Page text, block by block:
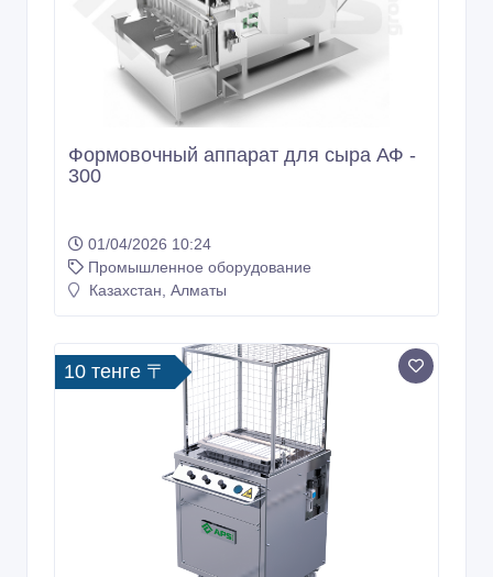
Формовочный аппарат для сыра АФ -
300
01/04/2026 10:24
Промышленное оборудование
Казахстан, Алматы
10 тенге 〒